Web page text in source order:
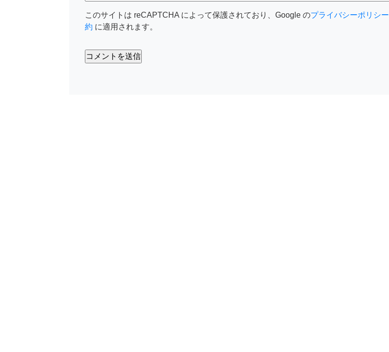
このサイトは reCAPTCHA によって保護されており、Google のプライバシーポリシー
約 に適用されます。